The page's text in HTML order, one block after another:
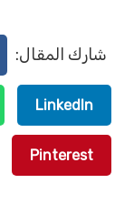
شارك المقال:
LinkedIn
Pinterest